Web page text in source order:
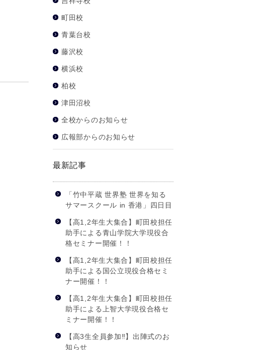
町田校
青葉台校
藤沢校
横浜校
柏校
津田沼校
全校からのお知らせ
広報部からのお知らせ
最新記事
「竹中平蔵 世界塾 世界を知る
サマースクール in 香港」四日目
【高1,2年生大集合】町田校担任
助手による青山学院大学現役合
格セミナー開催！！
【高1,2年生大集合】町田校担任
助手による国公立現役合格セミ
ナー開催！！
【高1,2年生大集合】町田校担任
助手による上智大学現役合格セ
ミナー開催！！
【高3生全員参加‼】出陣式のお
知らせ